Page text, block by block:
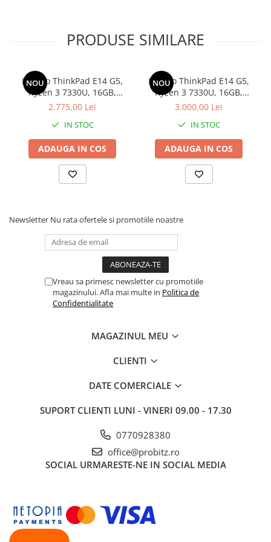
PRODUSE SIMILARE
NOU
Lenovo ThinkPad E14 G5,
Ryzen 3 7330U, 16GB,
256GB SSD, Win 11 Pro
2.775,00 Lei
IN STOC
ADAUGA IN COS
NOU
Lenovo ThinkPad E14 G5,
Ryzen 3 7330U, 16GB,
500GB SSD, Win 11 Pro
3.000,00 Lei
IN STOC
ADAUGA IN COS
Newsletter Nu rata ofertele si promotiile noastre
Vreau sa primesc newsletter cu promotiile
magazinului. Afla mai multe in Politica de
Confidentialitate
MAGAZINUL MEU
CLIENTI
DATE COMERCIALE
SUPORT CLIENTI LUNI - VINERI 09.00 - 17.30
0770928380
office@probitz.ro
SOCIAL URMARESTE-NE IN SOCIAL MEDIA